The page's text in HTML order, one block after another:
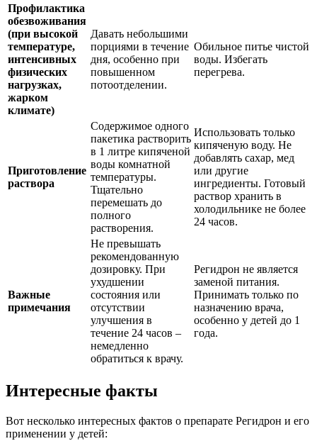
Профилактика
обезвоживания
(при высокой
температуре,
интенсивных
физических
нагрузках,
жарком
климате)
Давать небольшими
порциями в течение
дня, особенно при
повышенном
потоотделении.
Обильное питье чистой
воды. Избегать
перегрева.
Приготовление
раствора
Содержимое одного
пакетика растворить
в 1 литре кипяченой
воды комнатной
температуры.
Тщательно
перемешать до
полного
растворения.
Использовать только
кипяченую воду. Не
добавлять сахар, мед
или другие
ингредиенты. Готовый
раствор хранить в
холодильнике не более
24 часов.
Важные
примечания
Не превышать
рекомендованную
дозировку. При
ухудшении
состояния или
отсутствии
улучшения в
течение 24 часов –
немедленно
обратиться к врачу.
Регидрон не является
заменой питания.
Принимать только по
назначению врача,
особенно у детей до 1
года.
Интересные факты
Вот несколько интересных фактов о препарате Регидрон и его
применении у детей: